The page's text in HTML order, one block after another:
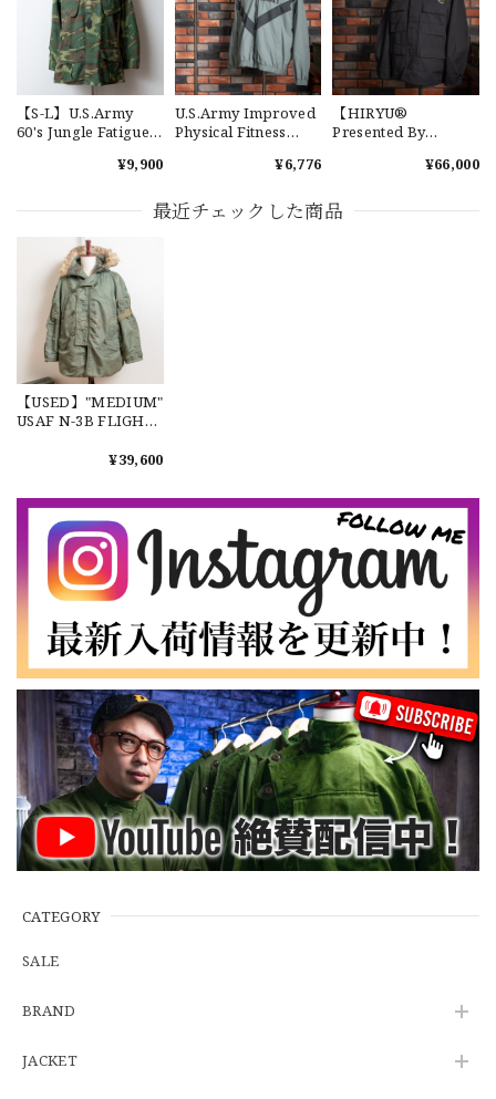
CATEGORY
SALE
BRAND
JACKET
【W36】POLO by Ralph Lauren POLO CHINO ポロチノ ラルフローレン ユーズド ショーツ ショートパンツ No.30
2026/07/17
DSA
なかなか見つからないこの色味が本当に好きです！ありがと
うございました！
2026/07/14
【Cooperstown Ball Cap】Made in USA Baseball Cap "NY" STONE×GREEN 新品 クーパーズタウンボールキャップ 6パネル ２トーン 緑
３.1947 New York Cubans
2026/07/01
2026/06/29
【Additive and Line】Wallet Chain Nickel Silver WCH-005 新品 ウォレットチェーン 小判型 ニッケルシルバー 約40cm
2026/06/27
【S-L】U.S.Army
60's Jungle Fatigue
実物 アメリカ軍 ジャ
ジャケット グリーン
¥9,900
U.S.Army Improved
Physical Fitness
"USED" 米軍 IPFU ト
ト
¥6,776
【HIRYU®
Presented By
Jacket Black357
¥66,000
最近チェックした商品
【USED】"MEDIUM"
USAF N-3B FLIGHT
US Air Force リフレ
リカ空軍 フライトジ
ャケット コヨーテフ
ァー 60年代 希少 レア
¥39,600